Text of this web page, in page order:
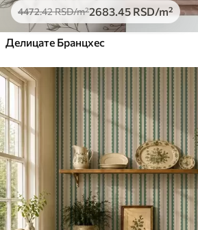
4472.42RSD/m²2683.45 RSD/m²
Делицате Бранцхес